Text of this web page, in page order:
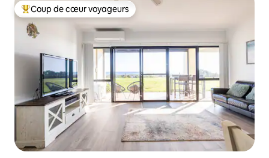
Coups de cœur voyageurs les plus appréciés
Coup de cœur voyageurs